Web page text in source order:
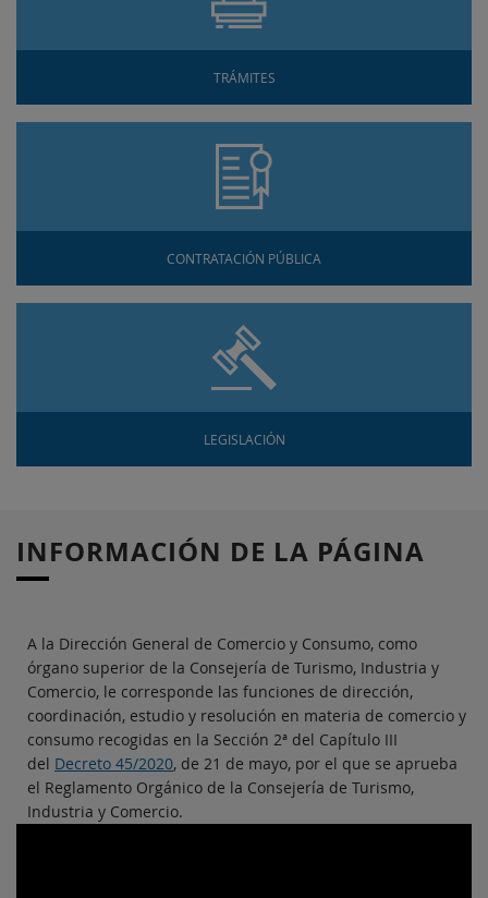
TRÁMITES
CONTRATACIÓN PÚBLICA
LEGISLACIÓN
INFORMACIÓN DE LA PÁGINA
A la Dirección General de Comercio y Consumo, como
órgano superior de la Consejería de Turismo, Industria y
Comercio, le corresponde las funciones de dirección,
coordinación, estudio y resolución en materia de comercio y
consumo recogidas en la Sección 2ª del Capítulo III
del Decreto 45/2020, de 21 de mayo, por el que se aprueba
el Reglamento Orgánico de la Consejería de Turismo,
Industria y Comercio.